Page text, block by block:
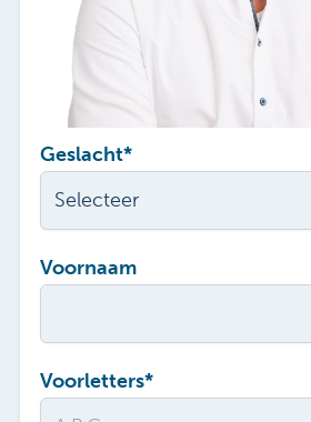
Geslacht*
Voornaam
Voorletters*